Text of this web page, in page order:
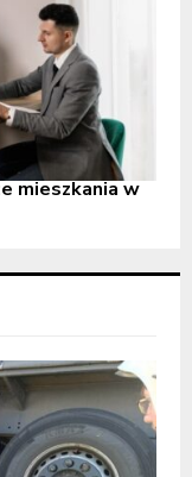
mieszkania w